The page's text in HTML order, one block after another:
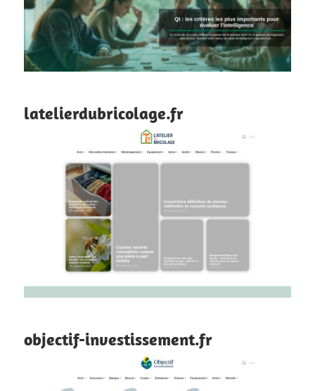
latelierdubricolage.fr
objectif-investissement.fr